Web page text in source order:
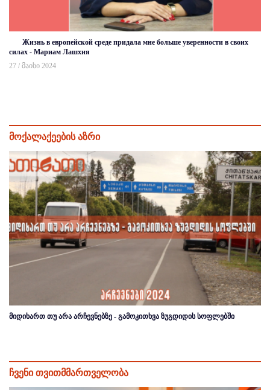
Жизнь в европейской среде придала мне больше уверенности в своих
силах - Мариам Лашхия
27 / მაისი 2024
მოქალაქეების აზრი
მიდიხართ თუ არა არჩევნებზე - გამოკითხვა ზუგდიდის სოფლებში
ჩვენი თვითმმართველობა